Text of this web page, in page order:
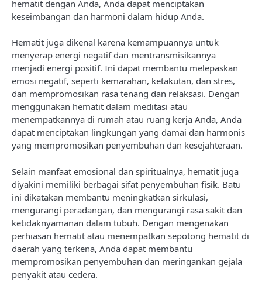
hematit dengan Anda, Anda dapat menciptakan
keseimbangan dan harmoni dalam hidup Anda.
Hematit juga dikenal karena kemampuannya untuk
menyerap energi negatif dan mentransmisikannya
menjadi energi positif. Ini dapat membantu melepaskan
emosi negatif, seperti kemarahan, ketakutan, dan stres,
dan mempromosikan rasa tenang dan relaksasi. Dengan
menggunakan hematit dalam meditasi atau
menempatkannya di rumah atau ruang kerja Anda, Anda
dapat menciptakan lingkungan yang damai dan harmonis
yang mempromosikan penyembuhan dan kesejahteraan.
Selain manfaat emosional dan spiritualnya, hematit juga
diyakini memiliki berbagai sifat penyembuhan fisik. Batu
ini dikatakan membantu meningkatkan sirkulasi,
mengurangi peradangan, dan mengurangi rasa sakit dan
ketidaknyamanan dalam tubuh. Dengan mengenakan
perhiasan hematit atau menempatkan sepotong hematit di
daerah yang terkena, Anda dapat membantu
mempromosikan penyembuhan dan meringankan gejala
penyakit atau cedera.